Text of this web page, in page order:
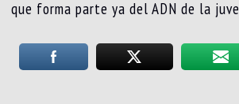
que forma parte ya del ADN de la